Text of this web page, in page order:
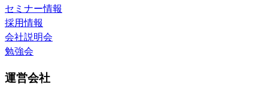
セミナー情報
採用情報
会社説明会
勉強会
運営会社